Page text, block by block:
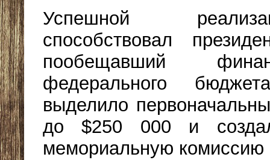
Успешной
способствовал
пообещавший
федерального
выделило
до $250 000 и
мемориальную